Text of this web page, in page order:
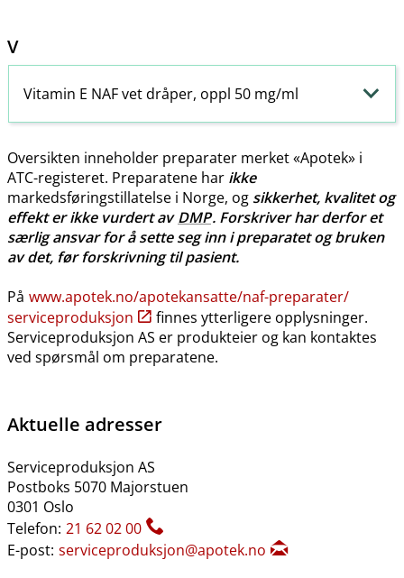
V
Vitamin E NAF vet dråper, oppl 50 mg/ml
Oversikten inneholder preparater merket «Apotek» i
ATC-registeret. Preparatene har ikke
markedsføringstillatelse i Norge, og sikkerhet, kvalitet og
effekt er ikke vurdert avDMP. Forskriver har derfor et
særlig ansvar for å sette seg inn i preparatet og bruken
av det, før forskrivning til pasient.
På www.apotek.no​/​apotekansatte​/​naf-preparater​/​
serviceproduksjon
finnes ytterligere opplysninger.
Serviceproduksjon AS er produkteier og kan kontaktes
ved spørsmål om preparatene.
Aktuelle adresser
Serviceproduksjon AS
Postboks 5070 Majorstuen
0301 Oslo
Telefon: 21 62 02 00
E-post: serviceproduksjon@apotek.no